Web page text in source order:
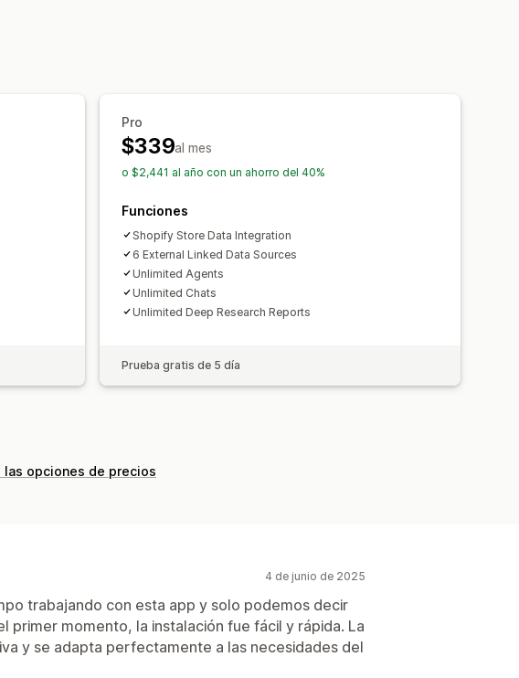
Carrito abandonado
y estadísticas
Informes personalizados
Cronogramas de informes
Pro
$339al mes
o $2,441 al año con un ahorro del 40%
Funciones
Shopify Store Data Integration
6 External Linked Data Sources
Unlimited Agents
Unlimited Chats
Unlimited Deep Research Reports
Prueba gratis de 5 día
las opciones de precios
4 de junio de 2025
trabajando con esta app y solo podemos decir
primer momento, la instalación fue fácil y rápida. La
y se adapta perfectamente a las necesidades del